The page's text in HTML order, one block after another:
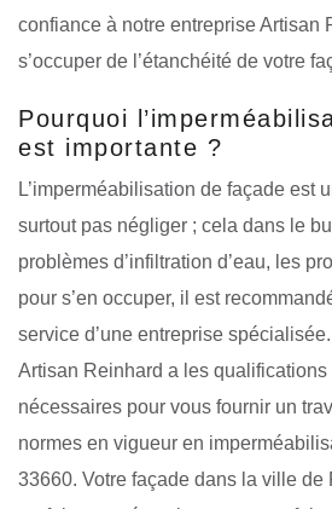
confiance à notre entreprise Artisan
s’occuper de l’étanchéité de votre
Pourquoi
est importante ?
L’imperméabilisation de façade est
surtout pas négliger ; cela dans le
problèmes d’infiltration d’eau, les
pour s’en occuper, il est
service d’une entreprise
Artisan Reinhard a les qualifications
nécessaires pour vous fournir un
normes en vigueur en
33660. Votre façade dans la ville de